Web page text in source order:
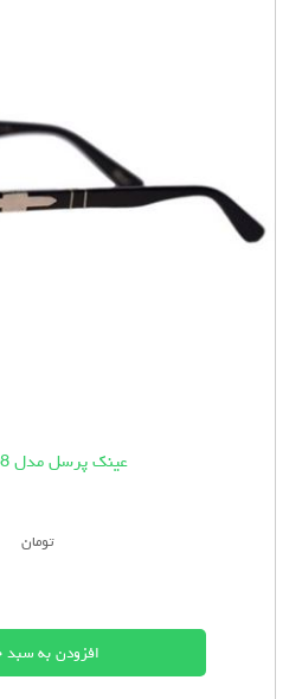
عینک پرسل مدل PO3108
تومان